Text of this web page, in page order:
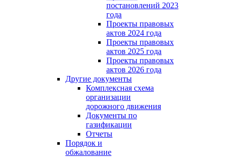
постановлений 2023
года
Проекты правовых
актов 2024 года
Проекты правовых
актов 2025 года
Проекты правовых
актов 2026 года
Другие документы
Комплексная схема
организации
дорожного движения
Документы по
газификации
Отчеты
Порядок и
обжалование